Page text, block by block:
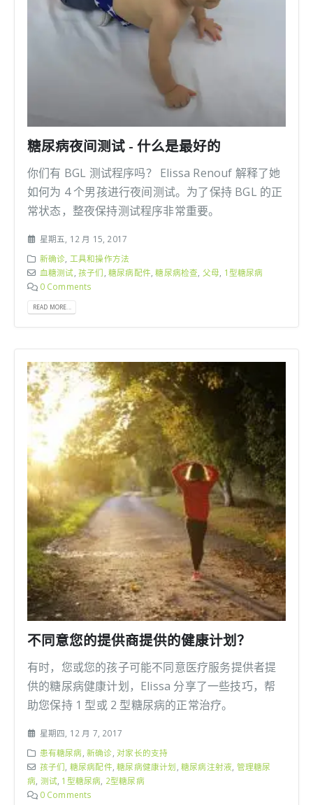
糖尿病夜间测试 - 什么是最好的
你们有 BGL 测试程序吗？ Elissa Renouf 解释了她
如何为 4 个男孩进行夜间测试。为了保持 BGL 的正
常状态，整夜保持测试程序非常重要。
星期五, 12 月 15, 2017
新确诊, 工具和操作方法
血糖测试, 孩子们, 糖尿病配件,糖尿病检查, 父母, 1型糖尿病
0 Comments
READ MORE...
不同意您的提供商提供的健康计划？
有时，您或您的孩子可能不同意医疗服务提供者提
供的糖尿病健康计划，Elissa 分享了一些技巧，帮
助您保持 1 型或 2 型糖尿病的正常治疗。
星期四, 12 月 7, 2017
患有糖尿病 ,新确诊 ,对家长的支持
孩子们 糖尿病配件 ,糖尿病健康计划 糖尿病注射液 管理糖尿
病 测试 1型糖尿病 2型糖尿病
0 Comments